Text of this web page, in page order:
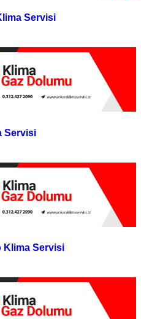
Servisi
Servisi
Klima Servisi